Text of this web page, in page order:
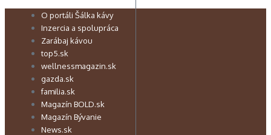
Preskočiť O portáli Šálka kávy
Inzercia a spolupráca
Zarábaj kávou
top5.sk
wellnessmagazin.sk
gazda.sk
familia.sk
Magazín BOLD.sk
Magazín Bývanie
News.sk